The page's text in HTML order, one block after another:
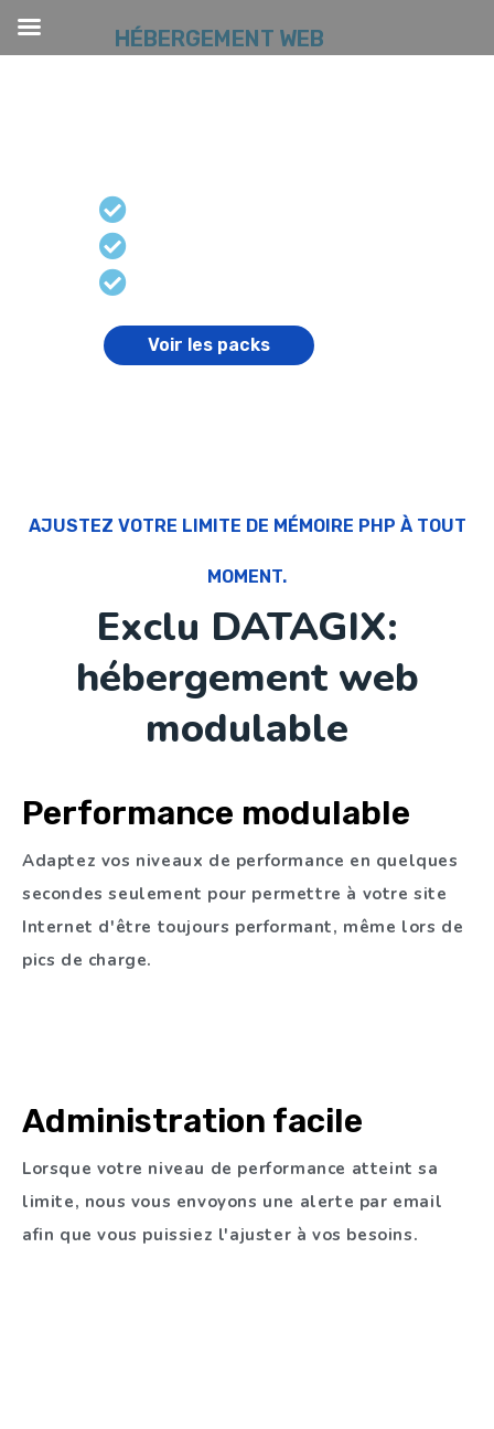
HÉBERGEMENT WEB
Voir les packs
AJUSTEZ VOTRE LIMITE DE MÉMOIRE PHP À TOUT
MOMENT.
Exclu DATAGIX:
hébergement web
modulable
Performance modulable
Adaptez vos niveaux de performance en quelques
secondes seulement pour permettre à votre site
Internet d'être toujours performant, même lors de
pics de charge.
Administration facile
Lorsque votre niveau de performance atteint sa
limite, nous vous envoyons une alerte par email
afin que vous puissiez l'ajuster à vos besoins.